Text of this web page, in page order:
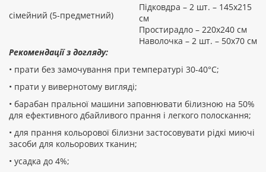
сімейний (5-предметний)
Підковдра – 2 шт. – 145х215
см
Простирадло – 220х240 см
Наволочка – 2 шт. – 50х70 см
Рекомендації з догляду:
• прати без замочування при температурі 30-40°С;
• прати у вивернотому вигляді;
• барабан пральної машини заповнювати білизною на 50%
для ефективного дбайливого прання і легкого полоскання;
• для прання кольорової білизни застосовувати рідкі миючі
засоби для кольорових тканин;
• усадка до 4%;